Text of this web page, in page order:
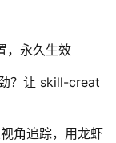
，永久生效
？让 skill-creat
角追踪，用龙虾